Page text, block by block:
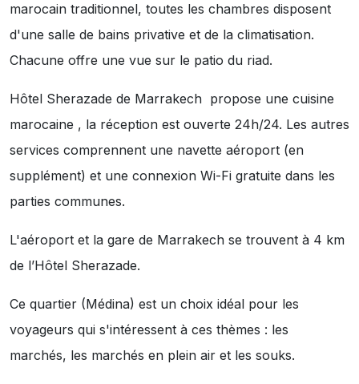
marocain traditionnel, toutes les chambres disposent
d'une salle de bains privative et de la climatisation.
Chacune offre une vue sur le patio du riad.
Hôtel Sherazade de Marrakech propose une cuisine
marocaine , la réception est ouverte 24h/24. Les autres
services comprennent une navette aéroport (en
supplément) et une connexion Wi-Fi gratuite dans les
parties communes.
L'aéroport et la gare de Marrakech se trouvent à 4 km
de l’Hôtel Sherazade.
Ce quartier (Médina) est un choix idéal pour les
voyageurs qui s'intéressent à ces thèmes : les
marchés, les marchés en plein air et les souks.